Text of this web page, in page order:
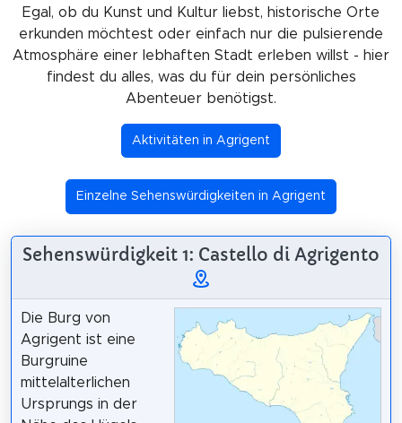
Egal, ob du Kunst und Kultur liebst, historische Orte
erkunden möchtest oder einfach nur die pulsierende
Atmosphäre einer lebhaften Stadt erleben willst - hier
findest du alles, was du für dein persönliches
Abenteuer benötigst.
Aktivitäten in Agrigent
Einzelne Sehenswürdigkeiten in Agrigent
Sehenswürdigkeit 1: Castello di Agrigento
Die Burg von
Agrigent ist eine
Burgruine
mittelalterlichen
Ursprungs in der